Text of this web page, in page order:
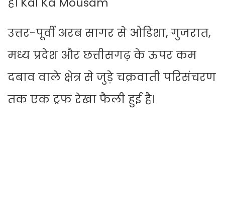
उत्तर-पूर्वी अरब सागर से ओडिशा, गुजरात,
मध्य प्रदेश और छत्तीसगढ़ के ऊपर कम
दबाव वाले क्षेत्र से जुड़े चक्रवाती परिसंचरण
तक एक ट्रफ रेखा फैली हुई है।